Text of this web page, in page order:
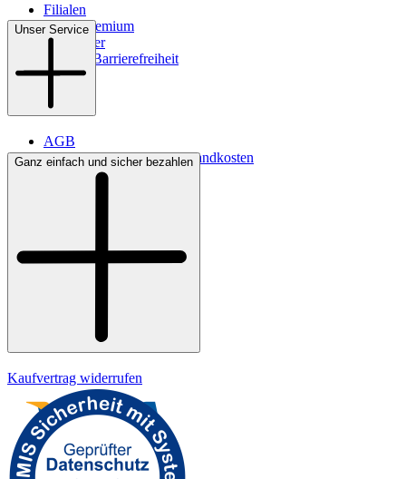
Filialen
WMS-Premium
Newsletter
Digitale Barrierefreiheit
Unser Service
AGB
Lieferbedingungen & Versandkosten
Bezahlung
Ganz einfach und sicher bezahlen
Kaufvertrag widerrufen